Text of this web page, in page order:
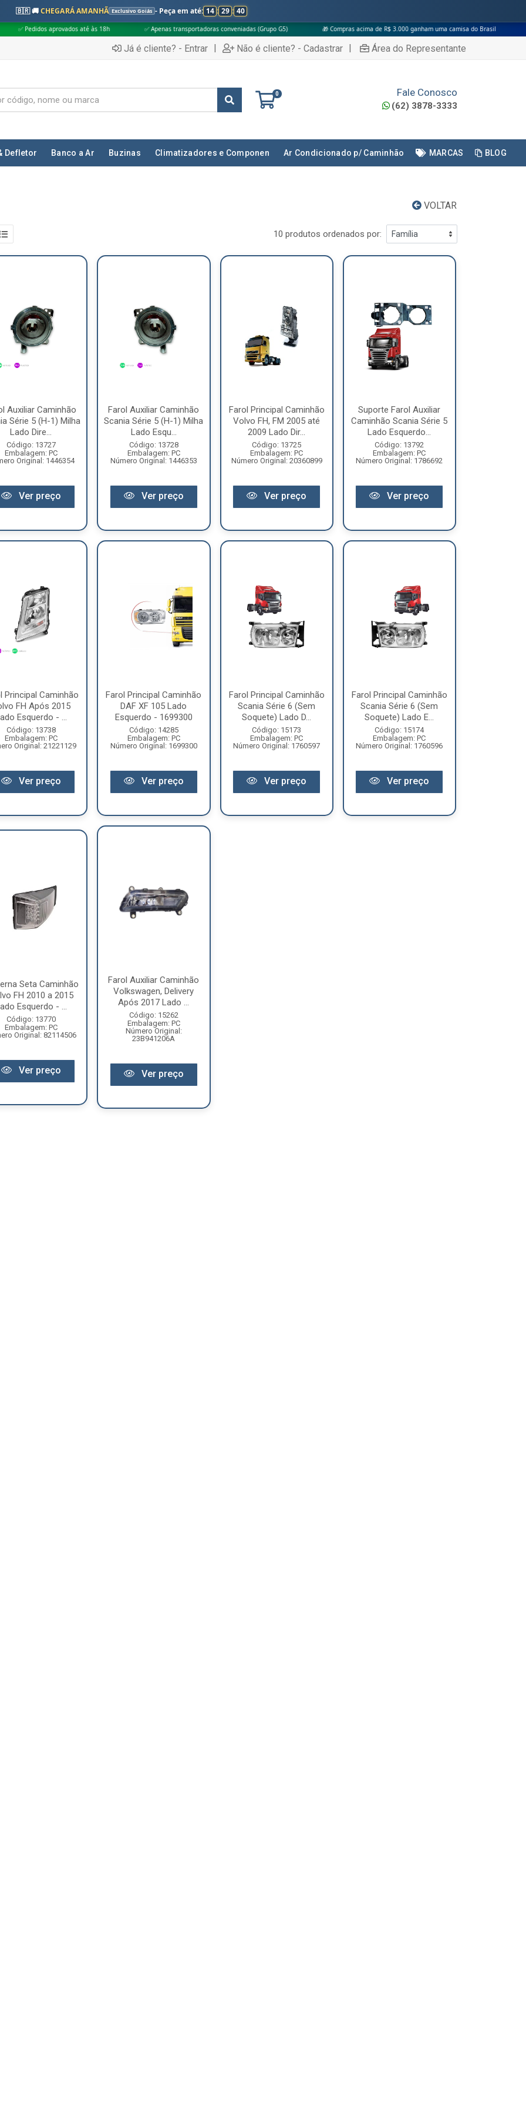
🇧🇷 🚚CHEGARÁ AMANHÃ Exclusivo Goiás - Peça em até: 14 : 29 : 39
aprovados até às 18h ✅ Apenas transportadoras conveniadas (Grupo G5) 🎁 Compras acima de R$ 3.000 ganham uma camisa do Brasil
Já é cliente? - Entrar | Não é cliente? - Cadastrar | Área do Representante
0 Fale Conosco
(62) 3878-3333
Defletor Banco a Ar Buzinas Climatizadores e Componen Ar Condicionado p/ Caminhão MARCAS BLOG
VOLTAR
10 produtos ordenados por:
Auxiliar Caminhão
Série 5 (H-1) Milha
Lado Dire...
Código: 13727
Embalagem: PC
Original: 1446354
Ver preço
Farol Auxiliar Caminhão
Scania Série 5 (H-1) Milha
Lado Esqu...
Código: 13728
Embalagem: PC
Número Original: 1446353
Ver preço
Farol Principal Caminhão
Volvo FH, FM 2005 até
2009 Lado Dir...
Código: 13725
Embalagem: PC
Número Original: 20360899
Ver preço
Suporte Farol Auxiliar
Caminhão Scania Série 5
Lado Esquerdo...
Código: 13792
Embalagem: PC
Número Original: 1786692
Ver preço
Principal Caminhão
FH Após 2015
Esquerdo - ...
Código: 13738
Embalagem: PC
Original: 21221129
Ver preço
Farol Principal Caminhão
DAF XF 105 Lado
Esquerdo - 1699300
Código: 14285
Embalagem: PC
Número Original: 1699300
Ver preço
Farol Principal Caminhão
Scania Série 6 (Sem
Soquete) Lado D...
Código: 15173
Embalagem: PC
Número Original: 1760597
Ver preço
Farol Principal Caminhão
Scania Série 6 (Sem
Soquete) Lado E...
Código: 15174
Embalagem: PC
Número Original: 1760596
Ver preço
Seta Caminhão
FH 2010 a 2015
Esquerdo - ...
Código: 13770
Embalagem: PC
Original: 82114506
Ver preço
Farol Auxiliar Caminhão
Volkswagen, Delivery
Após 2017 Lado ...
Código: 15262
Embalagem: PC
Número Original:
23B941206A
Ver preço